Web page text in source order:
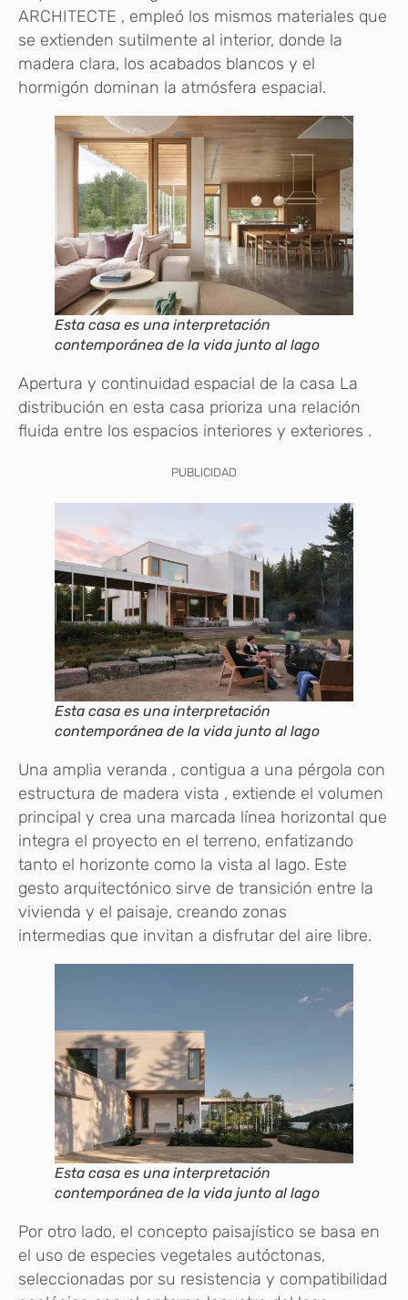
ARCHITECTE , empleó los mismos materiales que
se extienden sutilmente al interior, donde la
madera clara, los acabados blancos y el
hormigón dominan la atmósfera espacial.
Esta casa es una interpretación
contemporánea de la vida junto al lago
Apertura y continuidad espacial de la casa La
distribución en esta casa prioriza una relación
fluida entre los espacios interiores y exteriores .
PUBLICIDAD
Esta casa es una interpretación
contemporánea de la vida junto al lago
Una amplia veranda , contigua a una pérgola con
estructura de madera vista , extiende el volumen
principal y crea una marcada línea horizontal que
integra el proyecto en el terreno, enfatizando
tanto el horizonte como la vista al lago. Este
gesto arquitectónico sirve de transición entre la
vivienda y el paisaje, creando zonas
intermedias que invitan a disfrutar del aire libre.
Esta casa es una interpretación
contemporánea de la vida junto al lago
Por otro lado, el concepto paisajístico se basa en
el uso de especies vegetales autóctonas,
seleccionadas por su resistencia y compatibilidad